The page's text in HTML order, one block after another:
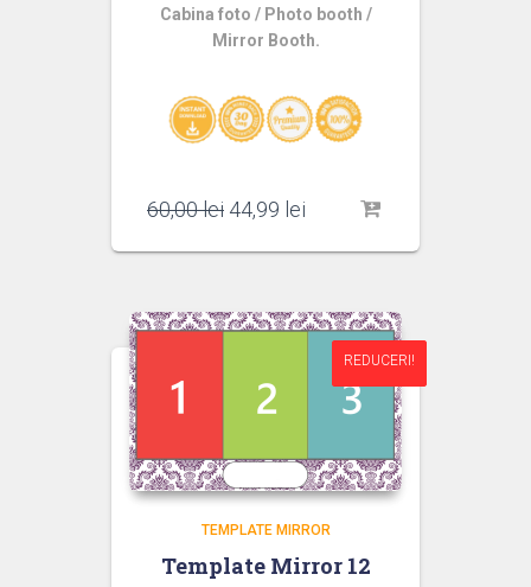
Cabina foto / Photo booth /
Mirror Booth.
60,00lei Prețul
a
60,00 lei.
44,99 lei
este:
REDUCERI!
REDUCERI!
TEMPLATE MIRROR
Template Mirror 12